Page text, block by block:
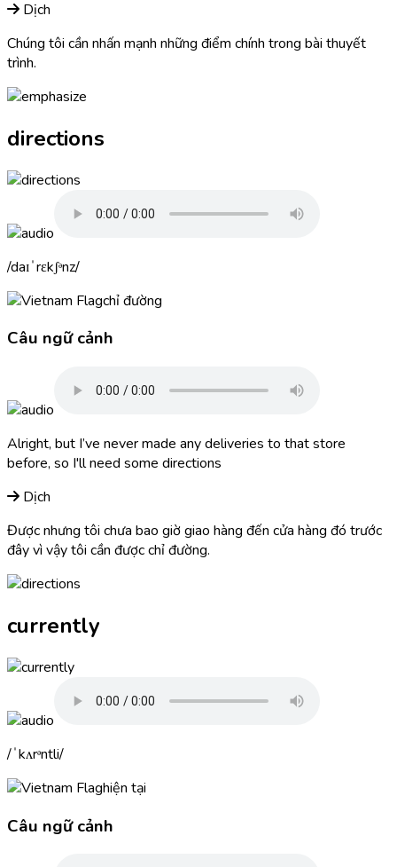
Dịch
Chúng tôi cần nhấn mạnh những điểm chính trong bài thuyết
trình.
directions
daɪˈrɛkʃᵊnz
chỉ đường
Câu ngữ cảnh
Alright, but I’ve never made any deliveries to that store
before, so I'll need some directions
Dịch
Được nhưng tôi chưa bao giờ giao hàng đến cửa hàng đó trước
đây vì vậy tôi cần được chỉ đường.
currently
ˈkʌrᵊntli
hiện tại
Câu ngữ cảnh